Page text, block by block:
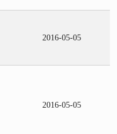
2016-05-05
2016-05-05